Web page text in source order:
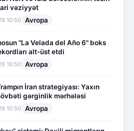
vəziyyət
10:50 Avropa
"La Velada del Año 6" boks
alt-üst etdi
10:50 Avropa
İran strategiyası: Yaxın
gərginlik mərhələsi
10:50 Avropa